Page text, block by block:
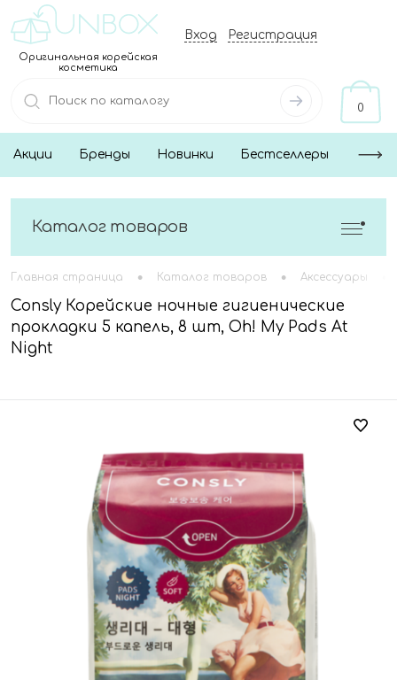
Оригинальная корейская
косметика
Вход Регистрация
0
Акции Бренды Новинки Бестселлеры
Каталог товаров
Главная страница • Каталог товаров • Аксессуары
Consly Корейские ночные гигиенические
прокладки 5 капель, 8 шт, Oh! My Pads At
Night